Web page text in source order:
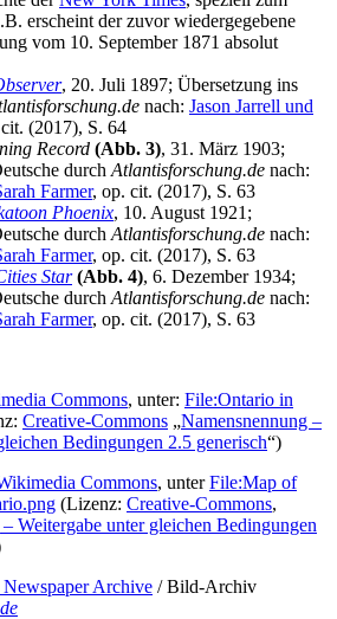
erscheint der zuvor wiedergegebene
vom 10. September 1871 absolut
, 20. Juli 1897; Übersetzung ins
nach: Jason Jarrell und
(2017), S. 64
Record (Abb. 3), 31. März 1903;
durch Atlantisforschung.de nach:
Farmer, op. cit. (2017), S. 63
Phoenix, 10. August 1921;
durch Atlantisforschung.de nach:
Farmer, op. cit. (2017), S. 63
Star (Abb. 4), 6. Dezember 1934;
durch Atlantisforschung.de nach:
Farmer, op. cit. (2017), S. 63
Commons, unter: File:Ontario in
Creative-Commons „Namensnennung –
Bedingungen 2.5 generisch“)
Commons, unterFile:Map of
(Lizenz: Creative-Commons,
Weitergabe unter gleichen Bedingungen
Archive / Bild-Archiv